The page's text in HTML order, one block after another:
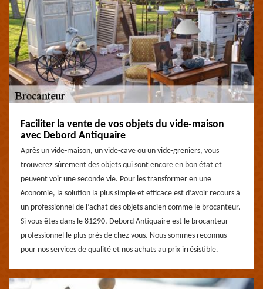
Faciliter la vente de vos objets du vide-maison
avec Debord Antiquaire
Après un vide-maison, un vide-cave ou un vide-greniers, vous
trouverez sûrement des objets qui sont encore en bon état et
peuvent voir une seconde vie. Pour les transformer en une
économie, la solution la plus simple et efficace est d’avoir recours à
un professionnel de l’achat des objets ancien comme le brocanteur.
Si vous êtes dans le 81290, Debord Antiquaire est le brocanteur
professionnel le plus près de chez vous. Nous sommes reconnus
pour nos services de qualité et nos achats au prix irrésistible.